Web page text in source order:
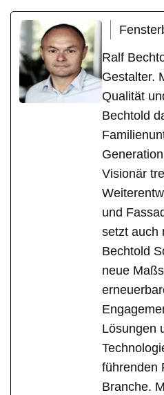
Ralf
Gestalter.
Qualität
Bechtold
Visionär
und
setzt auch
Bechtold
neue
Lösungen
führenden
Branche.